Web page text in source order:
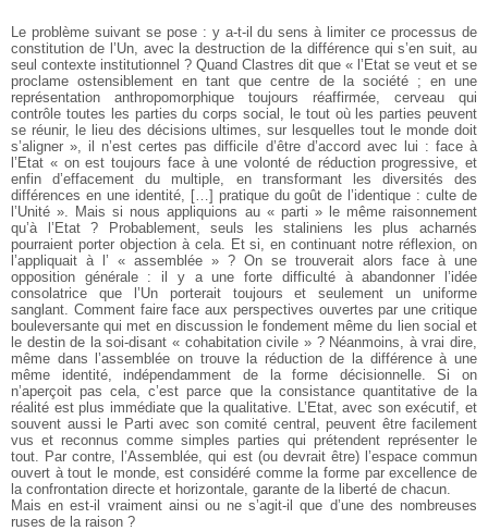
Le problème suivant se pose : y a-t-il du sens à limiter ce processus de
constitution de l’Un, avec la destruction de la différence qui s’en suit, au
seul contexte institutionnel ? Quand Clastres dit que « l’Etat se veut et se
proclame ostensiblement en tant que centre de la société ; en une
représentation anthropomorphique toujours réaffirmée, cerveau qui
contrôle toutes les parties du corps social, le tout où les parties peuvent
se réunir, le lieu des décisions ultimes, sur lesquelles tout le monde doit
s’aligner », il n’est certes pas difficile d’être d’accord avec lui : face à
l’Etat « on est toujours face à une volonté de réduction progressive, et
enfin d’effacement du multiple, en transformant les diversités des
différences en une identité, […] pratique du goût de l’identique : culte de
l’Unité ». Mais si nous appliquions au « parti » le même raisonnement
qu’à l’Etat ? Probablement, seuls les staliniens les plus acharnés
pourraient porter objection à cela. Et si, en continuant notre réflexion, on
l’appliquait à l’ « assemblée » ? On se trouverait alors face à une
opposition générale : il y a une forte difficulté à abandonner l’idée
consolatrice que l’Un porterait toujours et seulement un uniforme
sanglant. Comment faire face aux perspectives ouvertes par une critique
bouleversante qui met en discussion le fondement même du lien social et
le destin de la soi-disant « cohabitation civile » ? Néanmoins, à vrai dire,
même dans l’assemblée on trouve la réduction de la différence à une
même identité, indépendamment de la forme décisionnelle. Si on
n’aperçoit pas cela, c’est parce que la consistance quantitative de la
réalité est plus immédiate que la qualitative. L’Etat, avec son exécutif, et
souvent aussi le Parti avec son comité central, peuvent être facilement
vus et reconnus comme simples parties qui prétendent représenter le
tout. Par contre, l’Assemblée, qui est (ou devrait être) l’espace commun
ouvert à tout le monde, est considéré comme la forme par excellence de
la confrontation directe et horizontale, garante de la liberté de chacun.
Mais en est-il vraiment ainsi ou ne s’agit-il que d’une des nombreuses
ruses de la raison ?